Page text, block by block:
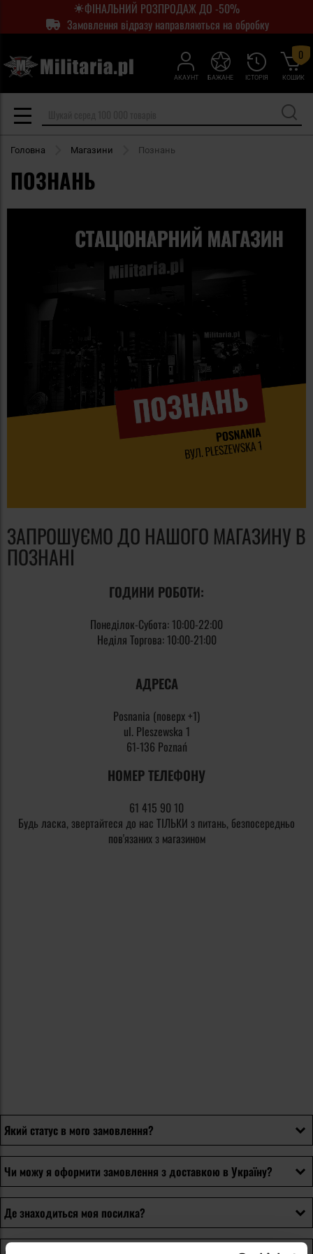
ФІНАЛЬНИЙ РОЗПРОДАЖ ДО -50%
Замовлення відразу направляються на обробку
АКАУНТ ІСТОРІЯ
БАЖАНЕ КОШИК
0
Головна Магазини Познань
ПОЗНАНЬ
ЗАПРОШУЄМО ДО НАШОГО МАГАЗИНУ В
ПОЗНАНІ
ГОДИНИ РОБОТИ:
Понеділок-Субота: 10:00-22:00
Неділя Торгова: 10:00-21:00
АДРЕСА
Posnania (поверх +1)
ul. Pleszewska 1
61-136 Poznań
НОМЕР ТЕЛЕФОНУ
61 415 90 10
Будь ласка, звертайтеся до нас ТІЛЬКИ з питань, безпосередньо
пов'язаних з магазином
Який статус в мого замовлення?
Чи можу я оформити замовлення з доставкою в Україну?
Де знаходиться моя посилка?